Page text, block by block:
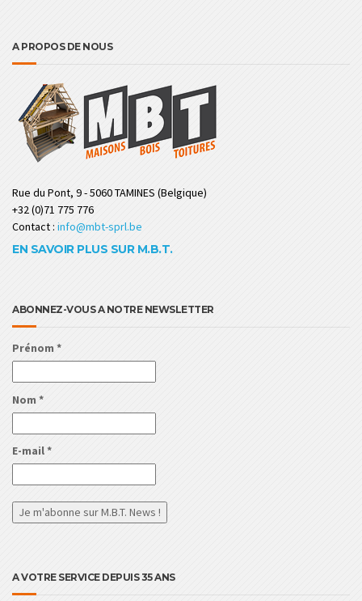
A PROPOS DE NOUS
Rue du Pont, 9 - 5060 TAMINES (Belgique)
+32 (0)71 775 776
Contact : info@mbt-sprl.be
EN SAVOIR PLUS SUR M.B.T.
ABONNEZ-VOUS A NOTRE NEWSLETTER
Prénom *
Nom *
E-mail*
A VOTRE SERVICE DEPUIS 35 ANS